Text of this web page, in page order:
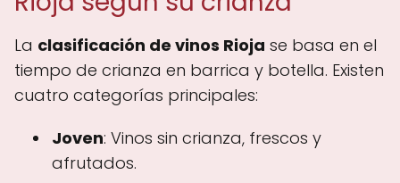
La clasificación de vinos Rioja se basa en el
tiempo de crianza en barrica y botella. Existen
cuatro categorías principales:
Joven: Vinos sin crianza, frescos y
afrutados.